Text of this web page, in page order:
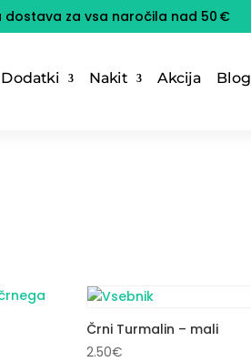
dostava za vsa naročila nad 50 €
Dodatki Nakit Akcija Blog
Črni Turmalin – mali
2.50€